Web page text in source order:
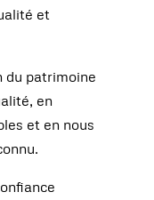
et
du patrimoine
en
et en nous